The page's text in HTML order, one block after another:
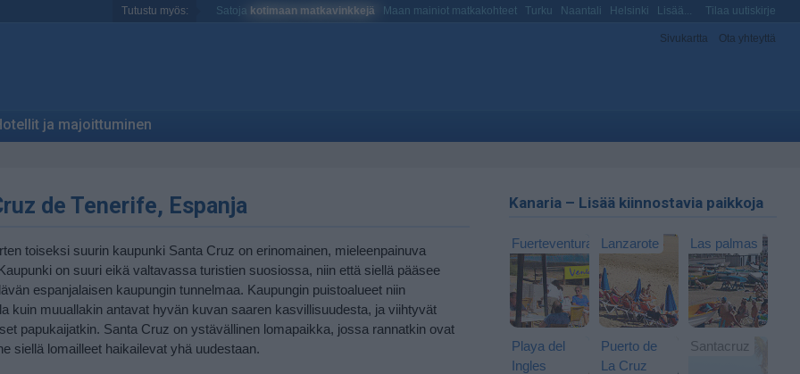
Tutustu myös: Satoja kotimaan matkavinkkejä Maan mainiot matkakohteet Turku Naantali Helsinki Lisää... Tilaa uutiskirje
Sivukartta Ota yhteyttä
ja majoittuminen
Kanaria – Lisää kiinnostavia paikkoja
Fuerteventura Lanzarote Las palmas
Playa del
Ingles
Puerto de
La Cruz
Santacruz
de Tenerife, Espanja
toiseksi suurin kaupunki Santa Cruz on erinomainen, mieleenpainuva
on suuri eikä valtavassa turistien suosiossa, niin että siellä pääsee
espanjalaisen kaupungin tunnelmaa. Kaupungin puistoalueet niin
kuin muuallakin antavat hyvän kuvan saaren kasvillisuudesta, ja viihtyvät
papukaijatkin. Santa Cruz on ystävällinen lomapaikka, jossa rannatkin ovat
siellä lomailleet haikailevat yhä uudestaan.